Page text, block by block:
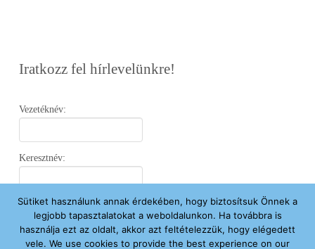
Iratkozz fel hírlevelünkre!
Vezetéknév:
Keresztnév:
Email:
Sütiket használunk annak érdekében, hogy biztosítsuk Önnek a
legjobb tapasztalatokat a weboldalunkon. Ha továbbra is
használja ezt az oldalt, akkor azt feltételezzük, hogy elégedett
vele. We use cookies to provide the best experience on our